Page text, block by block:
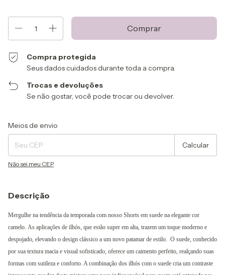
Compra protegida
Seus dados cuidados durante toda a compra.
Trocas e devoluções
Se não gostar, você pode trocar ou devolver.
Entregas para o CEP:
Meios de envio
Calcular
Não sei meu CEP
Descrição
Mergulhe na tendência da temporada com nosso Shorts em suede na elegante cor
camelo. As aplicações de ilhós, que estão super em alta, trazem um toque moderno e
despojado, elevando o design clássico a um novo patamar de estilo. O suede, conhecido
por sua textura macia e visual sofisticado, oferece um caimento perfeito, realçando suas
formas com sutileza e conforto. A combinação dos ilhós com o suede cria um contraste